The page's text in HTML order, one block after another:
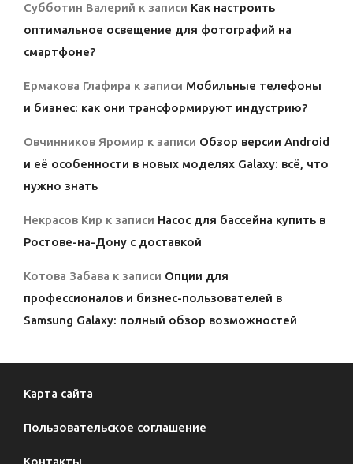
Субботин Валерий к записи Как настроить
оптимальное освещение для фотографий на
смартфоне?
Ермакова Глафира к записи Мобильные телефоны
и бизнес: как они трансформируют индустрию?
Овчинников Яромир к записи Обзор версии Android
и её особенности в новых моделях Galaxy: всё, что
нужно знать
Некрасов Кир к записи Насос для бассейна купить в
Ростове-на-Дону с доставкой
Котова Забава к записи Опции для
профессионалов и бизнес-пользователей в
Samsung Galaxy: полный обзор возможностей
Карта сайта
Пользовательское соглашение
Контакты